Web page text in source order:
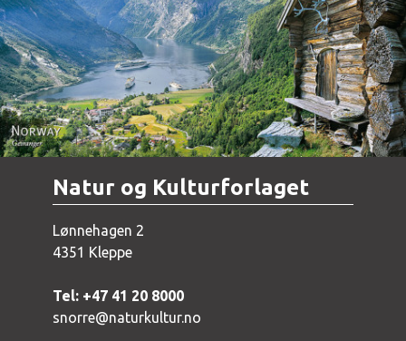
Norway - Geiranger
Natur og Kulturforlaget
Lønnehagen 2
4351 Kleppe
Tel: +47 41 20 8000
snorre@naturkultur.no